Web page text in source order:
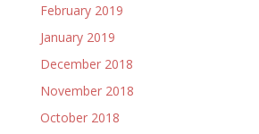
February 2019
January 2019
December 2018
November 2018
October 2018